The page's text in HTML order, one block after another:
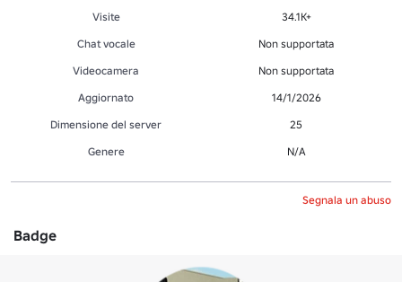
Visite
34.1K+
Chat vocale
Non supportata
Videocamera
Non supportata
Aggiornato
14/1/2026
Dimensione del server
25
Genere
N/A
Segnala un abuso
Badge